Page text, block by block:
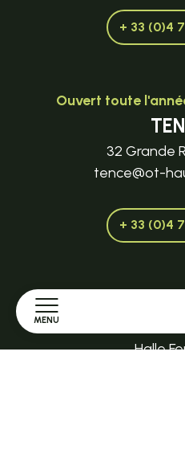
MENU
+ 33 (0)4
Ouvert toute
32 Grande
tence@ot-
+ 33 (0)4
Ouvert
LE
Halle